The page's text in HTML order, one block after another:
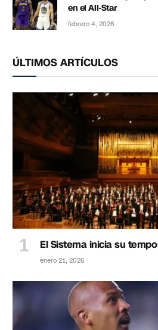
en el All-Star
febrero 4, 2026
ÚLTIMOS ARTÍCULOS
El Sistema inicia su
enero 21, 2026